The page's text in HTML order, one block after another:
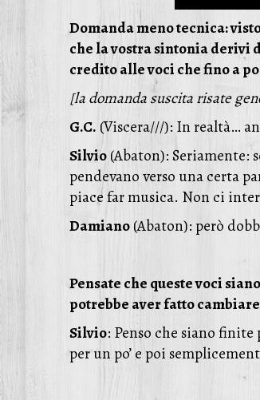
Domanda meno tecnica:
che la vostra sintonia derivi
credito alle voci che fino a
[la domanda suscita risate
G.C. (Viscera///): In realtà…
Silvio(Abaton): Seriamente:
pendevano verso una certa
piace far musica. Non ci
Damiano(Abaton): però
Pensate che queste voci
potrebbe aver fatto
Silvio: Penso che siano
per un po’ e poi